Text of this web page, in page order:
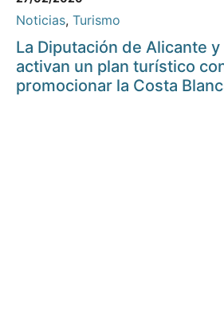
Noticias, Turismo
La Diputación de Alicante
activan un plan turístico
promocionar la Costa